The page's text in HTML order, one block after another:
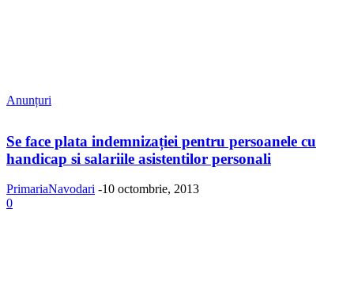
Anunțuri
Se face plata indemnizației pentru persoanele cu
handicap si salariile asistentilor personali
PrimariaNavodari -10 octombrie, 2013
0